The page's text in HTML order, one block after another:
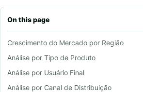
On this page
Crescimento do Mercado por Região
Análise por Tipo de Produto
Análise por Usuário Final
Análise por Canal de Distribuição